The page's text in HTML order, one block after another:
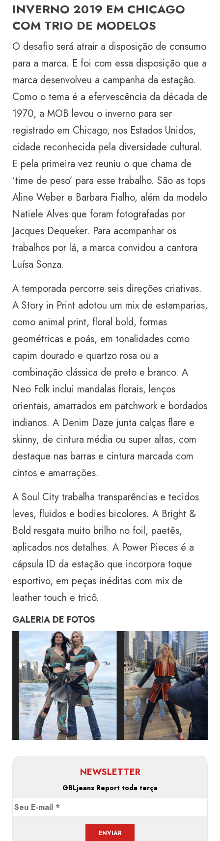
INVERNO 2019 EM CHICAGO
COM TRIO DE MODELOS
O desafio será atrair a disposição de consumo
para a marca. E foi com essa disposição que a
marca desenvolveu a campanha da estação.
Como o tema é a efervescência da década de
1970, a MOB levou o inverno para ser
registrado em Chicago, nos Estados Unidos,
cidade reconhecida pela diversidade cultural.
E pela primeira vez reuniu o que chama de
‘time de peso’ para esse trabalho. São as tops
Aline Weber e Barbara Fialho, além da modelo
Natiele Alves que foram fotografadas por
Jacques Dequeker. Para acompanhar os
trabalhos por lá, a marca convidou a cantora
Luísa Sonza.
A temporada percorre seis direções criativas.
A Story in Print adotou um mix de estamparias,
como animal print, floral bold, formas
geométricas e poás, em tonalidades como
capim dourado e quartzo rosa ou a
combinação clássica de preto e branco. A
Neo Folk inclui mandalas florais, lenços
orientais, amarrados em patchwork e bordados
indianos. A Denim Daze junta calças flare e
skinny, de cintura média ou super altas, com
destaque nas barras e cintura marcada com
cintos e amarrações.
A Soul City trabalha transparências e tecidos
leves, fluidos e bodies bicolores. A Bright &
Bold resgata muito brilho no foil, paetês,
aplicados nos detalhes. A Power Pieces é a
cápsula ID da estação que incorpora toque
esportivo, em peças inéditas com mix de
leather touch e tricô.
GALERIA DE FOTOS
NEWSLETTER
GBLjeans Report toda terça